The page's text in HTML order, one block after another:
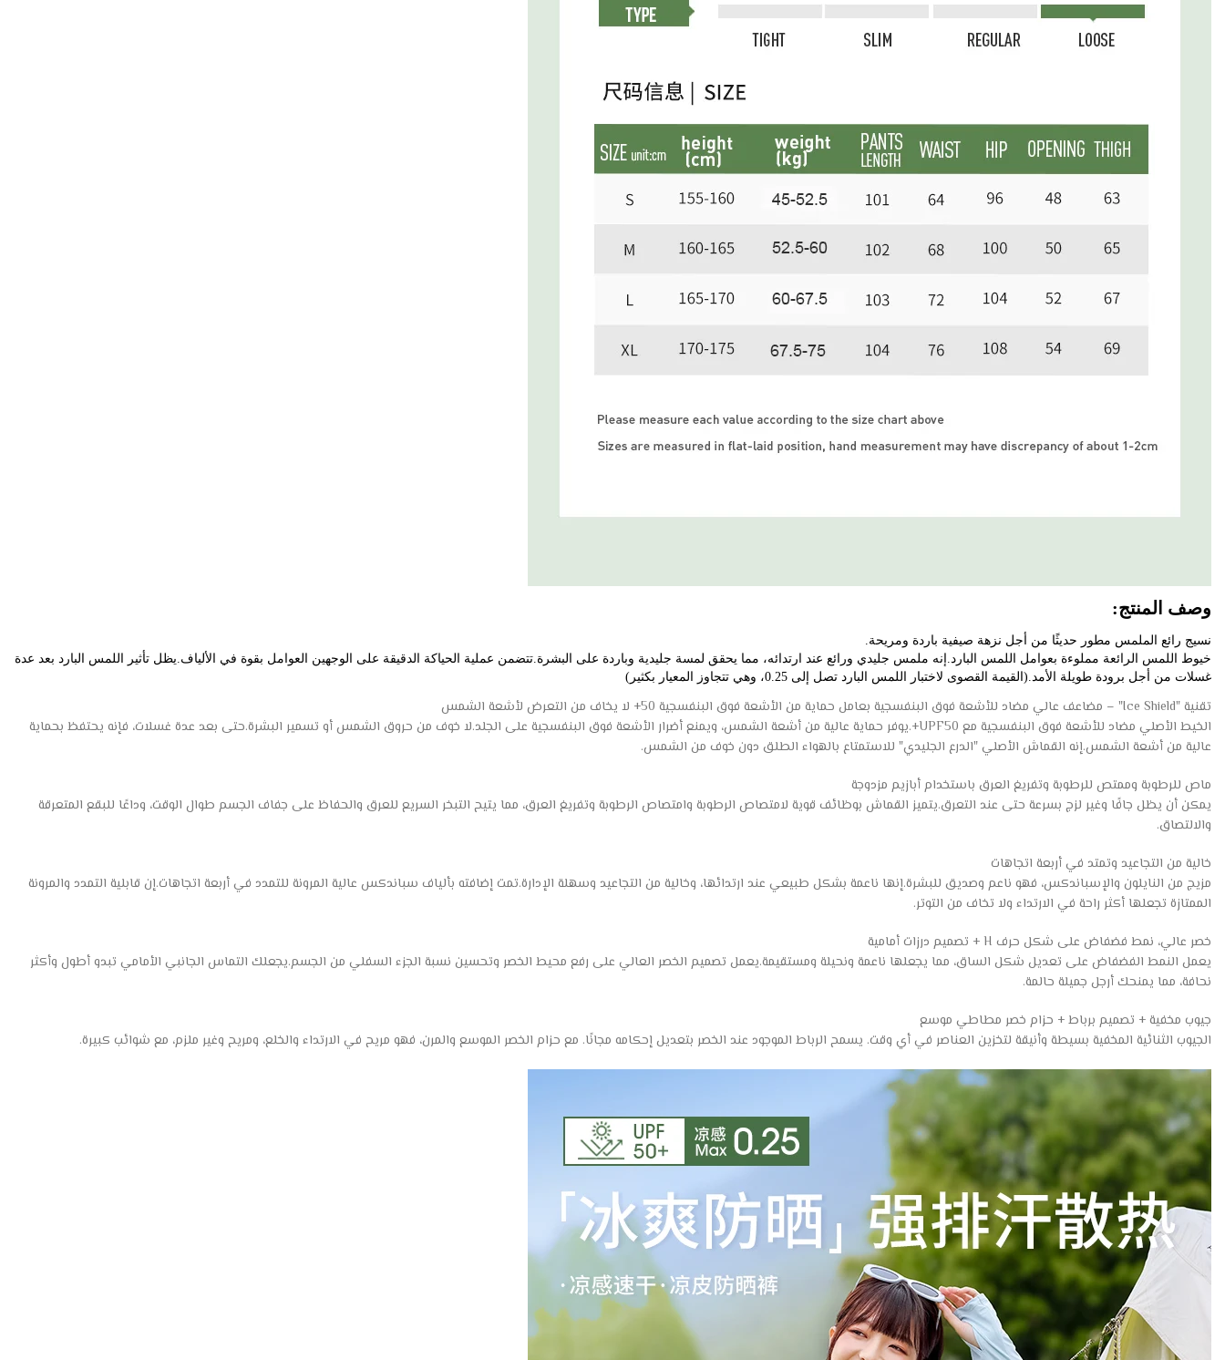
وصف المنتج:
نسيج رائع الملمس مطور حديثًا من أجل نزهة صيفية باردة ومريحة.
غسلات من أجل برودة طويلة الأمد.(القيمة القصوى لاختبار اللمس البارد تصل إلى 0.25، وهي تتجاوز المعيار بكثير)
تقنية "Ice Shield" – مضاعف عالي مضاد للأشعة فوق البنفسجية بعامل حماية من الأشعة فوق البنفسجية 50+ لا يخاف من التعرض لأشعة الشمس
الخيط الأصلي مضاد للأشعة فوق البنفسجية مع UPF50+.يوفر حماية عالية من أشعة الشمس، ويمنع أضرار الأشعة فوق البنفسجية على الجلد.لا خوف من حروق الشمس أو تسمير البشرة.حتى بعد عدة غسلات، فإنه يحتفظ بحماية
عالية من أشعة الشمس.إنه القماش الأصلي "الدرع الجليدي" للاستمتاع بالهواء الطلق دون خوف من الشمس.
ماص للرطوبة وممتص للرطوبة وتفريغ العرق باستخدام أبازيم مزدوجة
يمكن أن يظل جافًا وغير لزج بسرعة حتى عند التعرق.يتميز القماش بوظائف قوية لامتصاص الرطوبة وامتصاص الرطوبة وتفريغ العرق، مما يتيح التبخر السريع للعرق والحفاظ على جفاف الجسم طوال الوقت، وداعًا للبقع المتعرقة
والالتصاق.
خالية من التجاعيد وتمتد في أربعة اتجاهات
مزيج من النايلون والإسباندكس، فهو ناعم وصديق للبشرة.إنها ناعمة بشكل طبيعي عند ارتدائها، وخالية من التجاعيد وسهلة الإدارة.تمت إضافته بألياف سباندكس عالية المرونة للتمدد في أربعة اتجاهات.إن قابلية التمدد والمرونة
الممتازة تجعلها أكثر راحة في الارتداء ولا تخاف من التوتر.
خصر عالي، نمط فضفاض على شكل حرف H + تصميم درزات أمامية
يعمل النمط الفضفاض على تعديل شكل الساق، مما يجعلها ناعمة ونحيلة ومستقيمة.يعمل تصميم الخصر العالي على رفع محيط الخصر وتحسين نسبة الجزء السفلي من الجسم.يجعلك التماس الجانبي الأمامي تبدو أطول وأكثر
نحافة، مما يمنحك أرجل جميلة حالمة.
جيوب مخفية + تصميم برباط + حزام خصر مطاطي موسع
الجيوب الثنائية المخفية بسيطة وأنيقة لتخزين العناصر في أي وقت. يسمح الرباط الموجود عند الخصر بتعديل إحكامه مجانًا. مع حزام الخصر الموسع والمرن، فهو مريح في الارتداء والخلع، ومريح وغير ملزم، مع شوائب كبيرة.